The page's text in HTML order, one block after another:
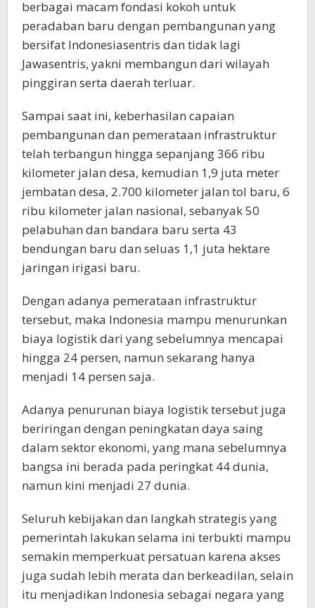
berbagai macam fondasi kokoh untuk
peradaban baru dengan pembangunan yang
bersifat Indonesiasentris dan tidak lagi
Jawasentris, yakni membangun dari wilayah
pinggiran serta daerah terluar.
Sampai saat ini, keberhasilan capaian
pembangunan dan pemerataan infrastruktur
telah terbangun hingga sepanjang 366 ribu
kilometer jalan desa, kemudian 1,9 juta meter
jembatan desa, 2.700 kilometer jalan tol baru, 6
ribu kilometer jalan nasional, sebanyak 50
pelabuhan dan bandara baru serta 43
bendungan baru dan seluas 1,1 juta hektare
jaringan irigasi baru.
Dengan adanya pemerataan infrastruktur
tersebut, maka Indonesia mampu menurunkan
biaya logistik dari yang sebelumnya mencapai
hingga 24 persen, namun sekarang hanya
menjadi 14 persen saja.
Adanya penurunan biaya logistik tersebut juga
beriringan dengan peningkatan daya saing
dalam sektor ekonomi, yang mana sebelumnya
bangsa ini berada pada peringkat 44 dunia,
namun kini menjadi 27 dunia.
Seluruh kebijakan dan langkah strategis yang
pemerintah lakukan selama ini terbukti mampu
semakin memperkuat persatuan karena akses
juga sudah lebih merata dan berkeadilan, selain
itu menjadikan Indonesia sebagai negara yang